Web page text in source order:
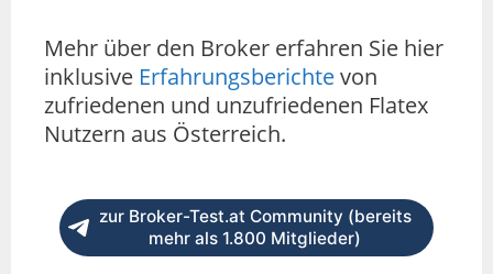
Mehr über den Broker erfahren Sie hier
inklusive Erfahrungsberichtevon
zufriedenen und unzufriedenen Flatex
Nutzern aus Österreich.
zur Broker-Test.at Community (bereits
mehr als 1.800 Mitglieder)